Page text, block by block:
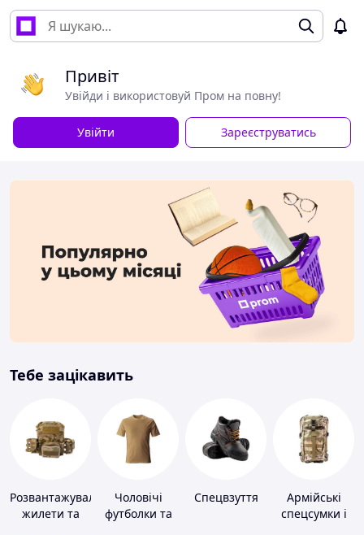
Привіт
Увійди і використовуй Пром на повну!
Увійти Зареєструватись
Тебе зацікавить
Розвантажувальні
жилети та
Чоловічі
футболки та
Спецвзуття
Армійські
спецсумки і